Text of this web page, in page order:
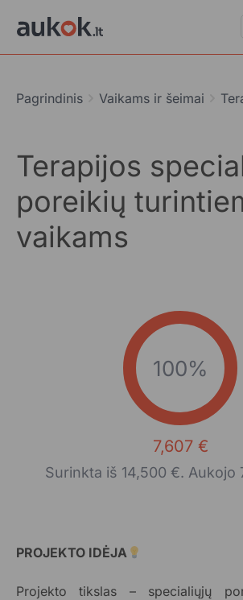
Pagrindinis Vaikams ir šeimai
Terapijos
poreikių
vaikams
100%
7,607 €
Surinkta iš 14,500 €. Aukojo
PROJEKTO IDĖJA
Projekto tikslas – specialiųjų